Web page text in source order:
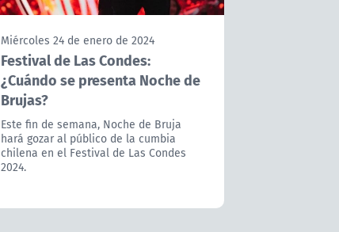
Miércoles 24 de enero de 2024
Festival de Las Condes:
¿Cuándo se presenta Noche de
Brujas?
Este fin de semana, Noche de Bruja
hará gozar al público de la cumbia
chilena en el Festival de Las Condes
2024.